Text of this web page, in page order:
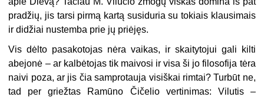
pradžių, jis tarsi pirmą kartą susiduria su tokiais klausimais
ir didžiai nustemba prie jų priėjęs.
Vis dėlto pasakotojas nėra vaikas, ir skaitytojui gali kilti
abejonė – ar kalbėtojas tik maivosi ir visa ši jo filosofija tėra
naivi poza, ar jis čia samprotauja visiškai rimtai? Turbūt ne,
tad per griežtas Ramūno Čičelio vertinimas: Vilutis –